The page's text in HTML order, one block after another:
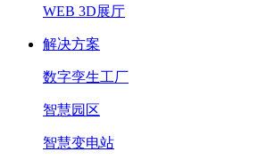
WEB 3D展厅
解决方案
数字孪生工厂
智慧园区
智慧变电站